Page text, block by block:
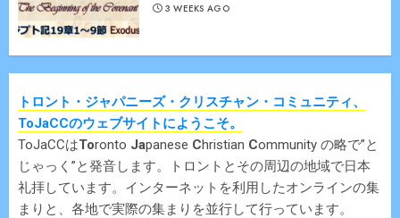
3 WEEKS AGO
トロント・ジャパニーズ・クリスチャン・コミュニティ、
ToJaCCのウェブサイトにようこそ。
ToJaCCはToronto Japanese Christian Community の略で”と
じゃっく”と発音します。トロントとその周辺の地域で日本
礼拝しています。インターネットを利用したオンラインの集
まりと、各地で実際の集まりを並行して行っています。